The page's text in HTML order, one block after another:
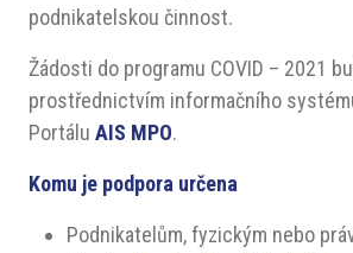
podnikatelskou činnost.
Žádosti do programu COVID – 2021
prostřednictvím informačního
Portálu AIS MPO.
Komu je podpora určena
Podnikatelům, fyzickým nebo